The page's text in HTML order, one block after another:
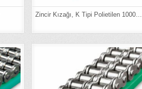
Zincir Kızağı, K Tipi Polietilen 1000…